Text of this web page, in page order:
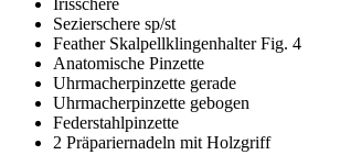
Sezierschere sp/st
Feather Skalpellklingenhalter Fig. 4
Anatomische Pinzette
Uhrmacherpinzette gerade
Uhrmacherpinzette gebogen
Federstahlpinzette
2 Präpariernadeln mit Holzgriff